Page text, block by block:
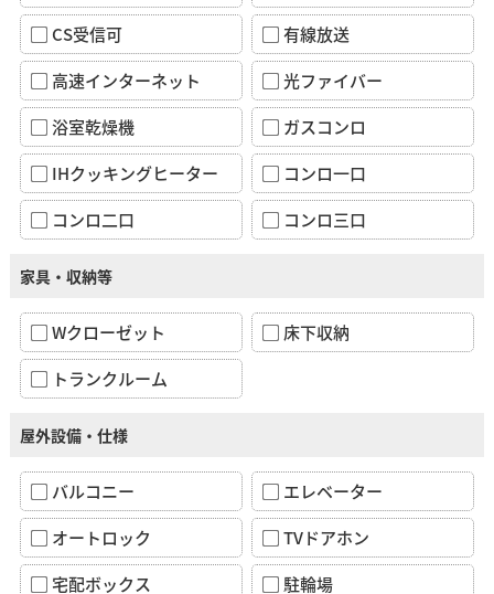
CS受信可
有線放送
高速インターネット
光ファイバー
浴室乾燥機
ガスコンロ
IHクッキングヒーター
コンロ一口
コンロ二口
コンロ三口
家具・収納等
Wクローゼット
床下収納
トランクルーム
屋外設備・仕様
バルコニー
エレベーター
オートロック
TVドアホン
宅配ボックス
駐輪場